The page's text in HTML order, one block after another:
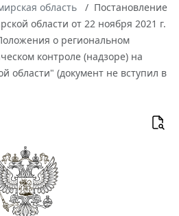
область
Постановление
области от 22 ноября 2021 г.
о региональном
контроле (надзоре) на
области" (документ не вступил в